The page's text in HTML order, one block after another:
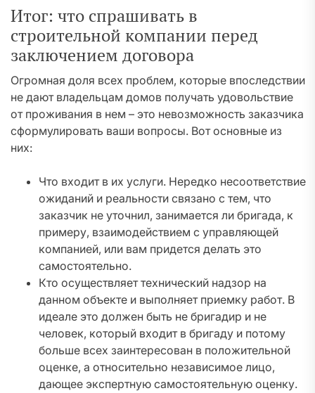
Итог: что спрашивать в
строительной компании перед
заключением договора
Огромная доля всех проблем, которые впоследствии
не дают владельцам домов получать удовольствие
от проживания в нем – это невозможность заказчика
сформулировать ваши вопросы. Вот основные из
них:
Что входит в их услуги. Нередко несоответствие
ожиданий и реальности связано с тем, что
заказчик не уточнил, занимается ли бригада, к
примеру, взаимодействием с управляющей
компанией, или вам придется делать это
самостоятельно.
Кто осуществляет технический надзор на
данном объекте и выполняет приемку работ. В
идеале это должен быть не бригадир и не
человек, который входит в бригаду и потому
больше всех заинтересован в положительной
оценке, а относительно независимое лицо,
дающее экспертную самостоятельную оценку.